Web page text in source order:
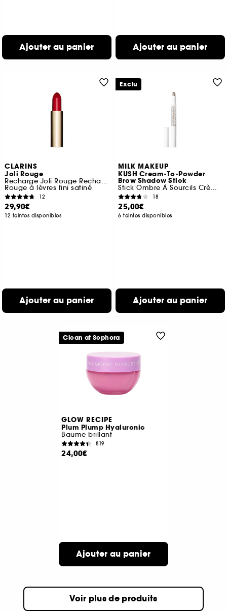
Ajouter au panier Ajouter au panier
CLARINS
Joli Rouge
Recharge Joli Rouge Rechargeable
Rouge à lèvres fini satiné
12
29,90€
12 teintes disponibles
Ajouter au panier
MILK MAKEUP
KUSH Cream-To-Powder
Brow Shadow Stick
Stick Ombre À Sourcils Crème-Poudre
18
25,00€
6 teintes disponibles
Ajouter au panier
Exclu
GLOW RECIPE
Plum Plump Hyaluronic
Baume brillant
819
24,00€
Ajouter au panier
Clean at Sephora
Voir plus de produits